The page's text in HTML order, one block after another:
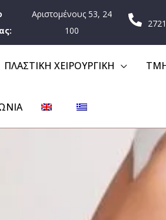
Αριστομένους 53, 24
100
ΠΛΑΣΤΙΚΗ ΧΕΙΡΟΥΡΓΙΚΗ